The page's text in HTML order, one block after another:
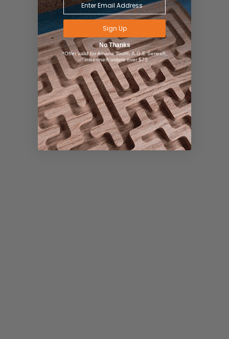
Sign Up
No Thanks
*Offer valid for Amana Tool®, A.G.E Series®,
Timberline® orders over $75